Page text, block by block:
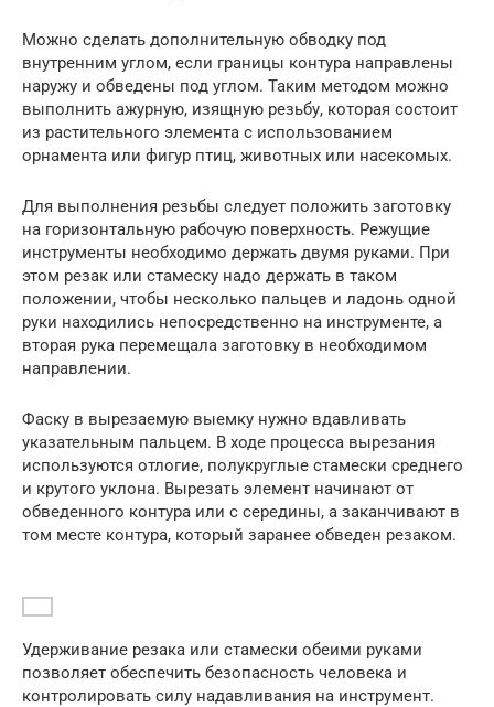
Можно сделать дополнительную обводку под
внутренним углом, если границы контура направлены
наружу и обведены под углом. Таким методом можно
выполнить ажурную, изящную резьбу, которая состоит
из растительного элемента с использованием
орнамента или фигур птиц, животных или насекомых.
Для выполнения резьбы следует положить заготовку
на горизонтальную рабочую поверхность. Режущие
инструменты необходимо держать двумя руками. При
этом резак или стамеску надо держать в таком
положении, чтобы несколько пальцев и ладонь одной
руки находились непосредственно на инструменте, а
вторая рука перемещала заготовку в необходимом
направлении.
Фаску в вырезаемую выемку нужно вдавливать
указательным пальцем. В ходе процесса вырезания
используются отлогие, полукруглые стамески среднего
и крутого уклона. Вырезать элемент начинают от
обведенного контура или с середины, а заканчивают в
том месте контура, который заранее обведен резаком.
Удерживание резака или стамески обеими руками
позволяет обеспечить безопасность человека и
контролировать силу надавливания на инструмент.